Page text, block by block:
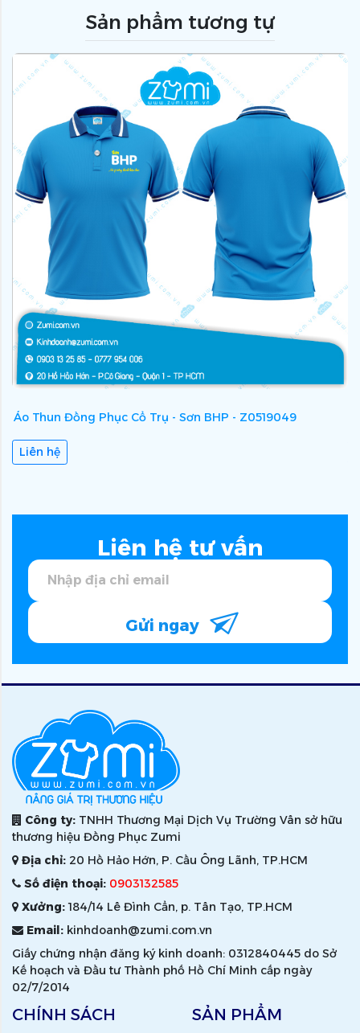
Sản phẩm tương tự
Áo Thun Đồng Phục Cổ Trụ - Sơn BHP - Z0519049
Liên hệ
Liên hệ tư vấn
Gửi ngay
Công ty: TNHH Thương Mại Dịch Vụ Trường Vân sở hữu
thương hiệu Đồng Phục Zumi
Địa chỉ: 20 Hồ Hảo Hớn, P. Cầu Ông Lãnh, TP.HCM
Số điện thoại: 0903132585
Xưởng:184/14 Lê Đình Cẩn, p. Tân Tạo, TP.HCM
Email: kinhdoanh@zumi.com.vn
Giấy chứng nhận đăng ký kinh doanh: 0312840445 do Sở
Kế hoạch và Đầu tư Thành phố Hồ Chí Minh cấp ngày
02/7/2014
CHÍNH SÁCH SẢN PHẨM